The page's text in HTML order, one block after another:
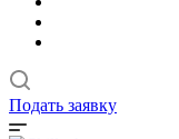
Подать заявку